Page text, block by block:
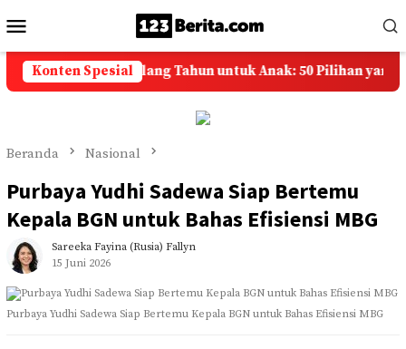
ke
kontenMobile
Konten Spesial
Selamat Ulang Tahun untuk Anak: 50 Pilihan yang
Beranda Nasional
Purbaya Yudhi Sadewa Siap Bertemu
Kepala BGN untuk Bahas Efisiensi MBG
Sareeka Fayina (rusia) Fallyn
15 Juni 2026
Purbaya Yudhi Sadewa Siap Bertemu Kepala BGN untuk Bahas Efisiensi MBG